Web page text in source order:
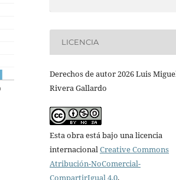
LICENCIA
Derechos de autor 2026 Luis
Rivera Gallardo
Esta obra está bajo una licencia
internacional Creative Commons
Atribución-NoComercial-
CompartirIgual 4.0.